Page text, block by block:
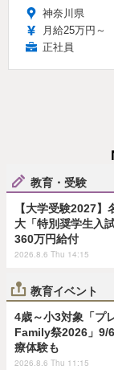
神奈川県
月給25万円～
正社員
教育・受験
【大学受験2027】
大「特別奨学生入
360万円給付
2026.8.6 Thu 14:15
教育イベント
4歳～小3対象「プ
Family祭2026」9/
療体験も
2026.8.6 Thu 11:15